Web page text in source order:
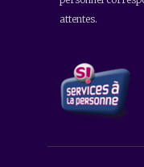
attentes.